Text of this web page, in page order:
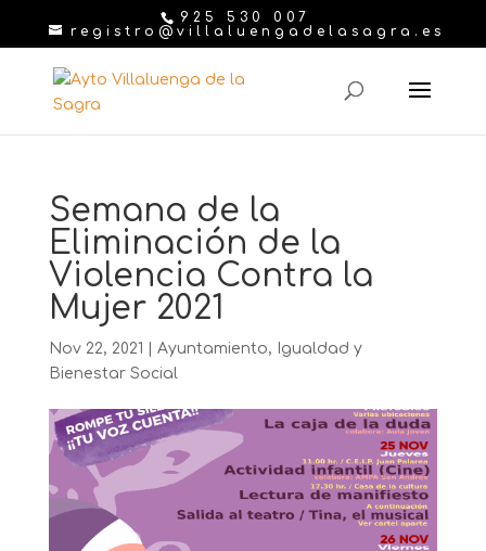
925 530 007
registro@villaluengadelasagra.es
Semana de la
Eliminación de la
Violencia Contra la
Mujer 2021
Nov 22, 2021 Ayuntamiento,
Igualdad y
Bienestar Social